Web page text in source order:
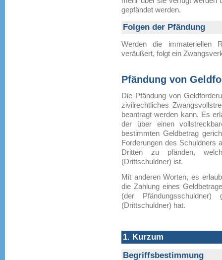
gepfändet werden.
Folgen der Pfändung
Werden die immateriellen
veräußert, folgt ein
Pfändung von
Die Pfändung von
zivilrechtliches
beantragt werden kann. Es
der über einen
bestimmten Geldbetrag
Forderungen des Schuldners
Dritten zu pfänden,
(Drittschuldner) ist.
Mit anderen Worten, es
die Zahlung eines
(der Pfändungsschuldner)
(Drittschuldner) hat.
1. Kurzum
Begriffsbestimmung